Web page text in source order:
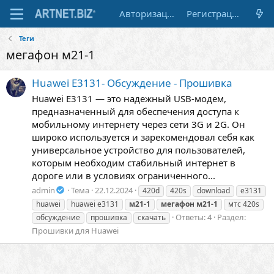
Авторизация Регистрация
Теги
мегафон м21-1
Huawei E3131- Обсуждение - Прошивка
Huawei E3131 — это надежный USB-модем,
предназначенный для обеспечения доступа к
мобильному интернету через сети 3G и 2G. Он
широко используется и зарекомендовал себя как
универсальное устройство для пользователей,
которым необходим стабильный интернет в
дороге или в условиях ограниченного...
admin Тема 22.12.2024 420d 420s download
e3131
huawei
huawei e3131 м21-1 мегафон м21-1
мтс 420s
обсуждение
прошивка скачать Ответы: 4 Раздел:
Прошивки для Huawei